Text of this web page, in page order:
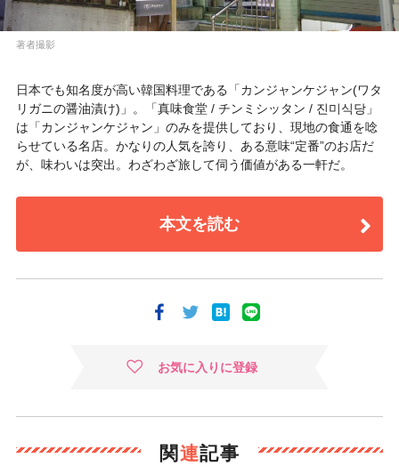
著者撮影
日本でも知名度が高い韓国料理である「カンジャンケジャン(ワタ
リガニの醤油漬け)」。「真味食堂 / チンミシッタン / 진미식당」
は「カンジャンケジャン」のみを提供しており、現地の食通を唸
らせている名店。かなりの人気を誇り、ある意味“定番”のお店だ
が、味わいは突出。わざわざ旅して伺う価値がある一軒だ。
本文を読む
お気に入りに登録
関連記事